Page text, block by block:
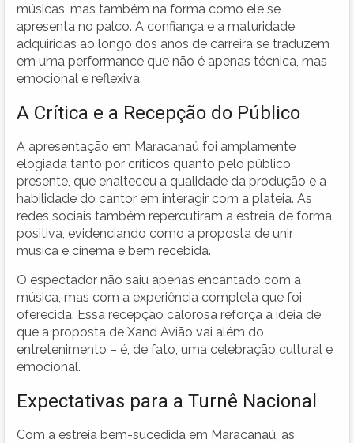
músicas, mas também na forma como ele se
apresenta no palco. A confiança e a maturidade
adquiridas ao longo dos anos de carreira se traduzem
em uma performance que não é apenas técnica, mas
emocional e reflexiva.
A Crítica e a Recepção do Público
A apresentação em Maracanaú foi amplamente
elogiada tanto por críticos quanto pelo público
presente, que enalteceu a qualidade da produção e a
habilidade do cantor em interagir com a plateia. As
redes sociais também repercutiram a estreia de forma
positiva, evidenciando como a proposta de unir
música e cinema é bem recebida.
O espectador não saiu apenas encantado com a
música, mas com a experiência completa que foi
oferecida. Essa recepção calorosa reforça a ideia de
que a proposta de Xand Avião vai além do
entretenimento – é, de fato, uma celebração cultural e
emocional.
Expectativas para a Turnê Nacional
Com a estreia bem-sucedida em Maracanaú, as